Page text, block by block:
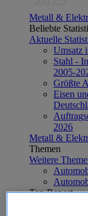
Metall &
Beliebte
Aktuelle
Umsatz
Stahl -
2005-
Größte
Eisen
2026
Metall &
Themen
Weitere
Top Report